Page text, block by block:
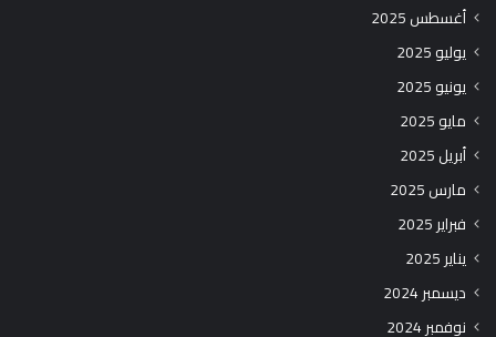
أغسطس 2025
يوليو 2025
يونيو 2025
مايو 2025
أبريل 2025
مارس 2025
فبراير 2025
يناير 2025
ديسمبر 2024
نوفمبر 2024